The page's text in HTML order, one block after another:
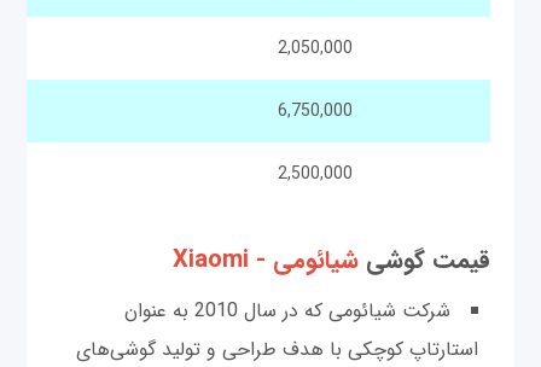
2,050,000
6,750,000
2,500,000
قیمت گوشی‌شیائومی - Xiaomi
شرکت شیائومی که در سال 2010 به عنوان
استارتاپ کوچکی با هدف طراحی و تولید گوشی‌های